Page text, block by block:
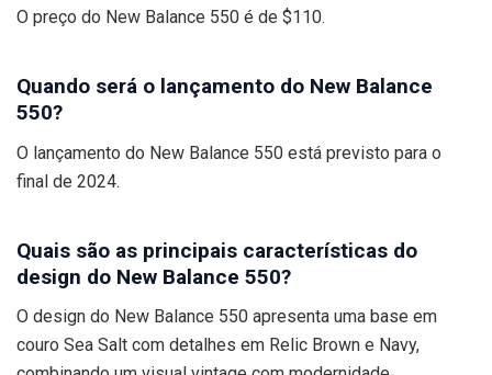
O preço do New Balance 550 é de $110.
Quando será o lançamento do New Balance
550?
O lançamento do New Balance 550 está previsto para o
final de 2024.
Quais são as principais características do
design do New Balance 550?
O design do New Balance 550 apresenta uma base em
couro Sea Salt com detalhes em Relic Brown e Navy,